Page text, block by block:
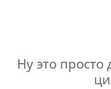
Ну это